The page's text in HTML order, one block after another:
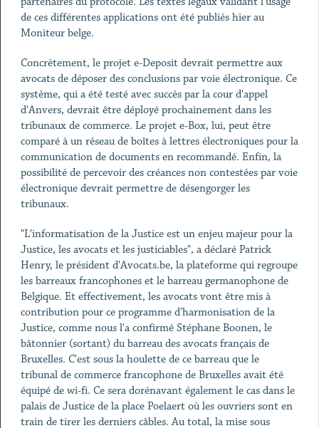
de ces différentes applications ont été publiés hier au
Moniteur belge.
Concrètement, le projet e-Deposit devrait permettre aux
avocats de déposer des conclusions par voie électronique. Ce
système, qui a été testé avec succès par la cour d'appel
d'Anvers, devrait être déployé prochainement dans les
tribunaux de commerce. Le projet e-Box, lui, peut être
comparé à un réseau de boîtes à lettres électroniques pour la
communication de documents en recommandé. Enfin, la
possibilité de percevoir des créances non contestées par voie
électronique devrait permettre de désengorger les
tribunaux.
"L'informatisation de la Justice est un enjeu majeur pour la
Justice, les avocats et les justiciables", a déclaré Patrick
Henry, le président d'Avocats.be, la plateforme qui regroupe
les barreaux francophones et le barreau germanophone de
Belgique. Et effectivement, les avocats vont être mis à
contribution pour ce programme d'harmonisation de la
Justice, comme nous l'a confirmé Stéphane Boonen, le
bâtonnier (sortant) du barreau des avocats français de
Bruxelles. C'est sous la houlette de ce barreau que le
tribunal de commerce francophone de Bruxelles avait été
équipé de wi-fi. Ce sera dorénavant également le cas dans le
palais de Justice de la place Poelaert où les ouvriers sont en
train de tirer les derniers câbles. Au total, la mise sous